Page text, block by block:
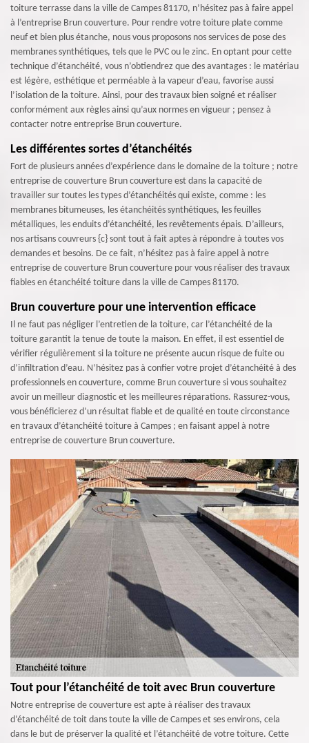
toiture terrasse dans la ville de Campes 81170, n’hésitez pas à faire appel
à l’entreprise Brun couverture. Pour rendre votre toiture plate comme
neuf et bien plus étanche, nous vous proposons nos services de pose des
membranes synthétiques, tels que le PVC ou le zinc. En optant pour cette
technique d’étanchéité, vous n’obtiendrez que des avantages : le matériau
est légère, esthétique et perméable à la vapeur d’eau, favorise aussi
l’isolation de la toiture. Ainsi, pour des travaux bien soigné et réaliser
conformément aux règles ainsi qu’aux normes en vigueur ; pensez à
contacter notre entreprise Brun couverture.
Les différentes sortes d’étanchéités
Fort de plusieurs années d’expérience dans le domaine de la toiture ; notre
entreprise de couverture Brun couverture est dans la capacité de
travailler sur toutes les types d’étanchéités qui existe, comme : les
membranes bitumeuses, les étanchéités synthétiques, les feuilles
métalliques, les enduits d’étanchéité, les revêtements épais. D’ailleurs,
nos artisans couvreurs {c} sont tout à fait aptes à répondre à toutes vos
demandes et besoins. De ce fait, n’hésitez pas à faire appel à notre
entreprise de couverture Brun couverture pour vous réaliser des travaux
fiables en étanchéité toiture dans la ville de Campes 81170.
Brun couverture pour une intervention efficace
Il ne faut pas négliger l’entretien de la toiture, car l’étanchéité de la
toiture garantit la tenue de toute la maison. En effet, il est essentiel de
vérifier régulièrement si la toiture ne présente aucun risque de fuite ou
d’infiltration d’eau. N’hésitez pas à confier votre projet d’étanchéité à des
professionnels en couverture, comme Brun couverture si vous souhaitez
avoir un meilleur diagnostic et les meilleures réparations. Rassurez-vous,
vous bénéficierez d’un résultat fiable et de qualité en toute circonstance
en travaux d’étanchéité toiture à Campes ; en faisant appel à notre
entreprise de couverture Brun couverture.
Tout pour l’étanchéité de toit avec Brun couverture
Notre entreprise de couverture est apte à réaliser des travaux
d’étanchéité de toit dans toute la ville de Campes et ses environs, cela
dans le but de préserver la qualité et l’étanchéité de votre toiture. Cette